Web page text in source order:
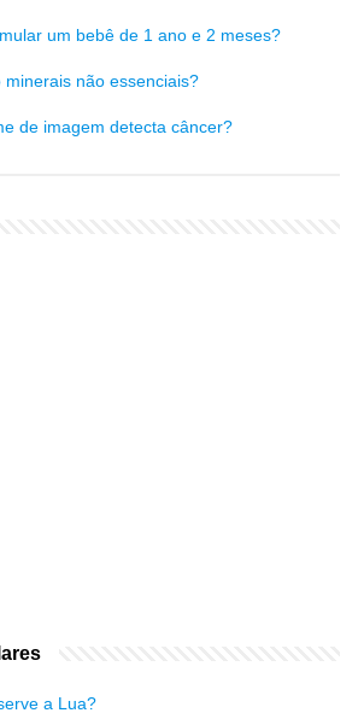
um bebê de 1 ano e 2 meses?
minerais não essenciais?
de imagem detecta câncer?
a Lua?